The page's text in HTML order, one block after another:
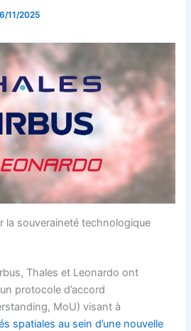
11/2025
la souveraineté technologique
Thales et Leonardo ont
protocole d’accord
MoU) visant à
spatiales au sein d’une nouvelle